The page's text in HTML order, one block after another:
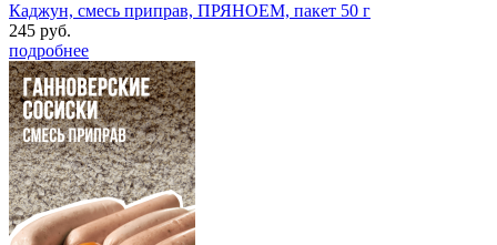
Каджун, смесь приправ, ПРЯНОЕМ, пакет 50 г
245 руб.
подробнее